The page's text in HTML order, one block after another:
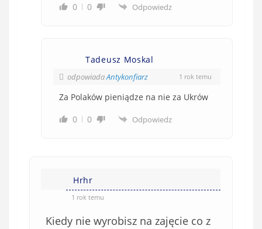
0 0 Odpowiedz
Tadeusz Moskal
odpowiadaAntykonfiarz 1 rok temu
Za Polaków pieniądze na nie za Ukrów
0
0 Odpowiedz
Hrhr
1 rok temu
Kiedy nie wyrobisz na zajęcie co z